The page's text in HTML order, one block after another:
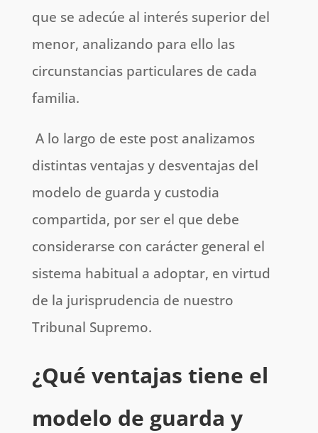
que se adecúe al interés superior del
menor, analizando para ello las
circunstancias particulares de cada
familia.
A lo largo de este post analizamos
distintas ventajas y desventajas del
modelo de guarda y custodia
compartida, por ser el que debe
considerarse con carácter general el
sistema habitual a adoptar, en virtud
de la jurisprudencia de nuestro
Tribunal Supremo.
¿Qué ventajas tiene el
modelo de guarda y